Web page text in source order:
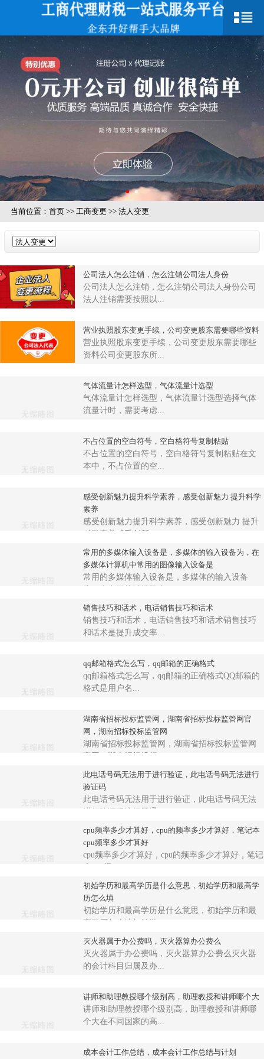
当前位置： 首页>> 工商变更 >> 法人变更
公司法人怎么注销，怎么注销公司法人身份
公司法人怎么注销，怎么注销公司法人身份公司
法人注销需要按照以...
营业执照股东变更手续，公司变更股东需要哪些资料
营业执照股东变更手续，公司变更股东需要哪些
资料公司变更股东所...
气体流量计怎样选型，气体流量计选型
气体流量计怎样选型，气体流量计选型选择气体
流量计时，需要考虑...
不占位置的空白符号，空白格符号复制粘贴
不占位置的空白符号，空白格符号复制粘贴在文
本中，不占位置的空...
感受创新魅力提升科学素养，感受创新魅力 提升科学
素养
感受创新魅力提升科学素养，感受创新魅力 提升
常用的多媒体输入设备是，多媒体的输入设备为，在
多媒体计算机中常用的图像输入设备是
常用的多媒体输入设备是，多媒体的输入设备
销售技巧和话术，电话销售技巧和话术
销售技巧和话术，电话销售技巧和话术销售技巧
和话术是提升成交率...
qq邮箱格式怎么写，qq邮箱的正确格式
qq邮箱格式怎么写，qq邮箱的正确格式QQ邮箱的
格式是用户名...
湖南省招标投标监管网，湖南省招标投标监管网官
网，湖南招标投标监管网
湖南省招标投标监管网，湖南省招标投标监管网
此电话号码无法用于进行验证，此电话号码无法进行
验证码
此电话号码无法用于进行验证，此电话号码无法
cpu频率多少才算好，cpu的频率多少才算好，笔记本
cpu频率多少才算好
cpu频率多少才算好，cpu的频率多少才算好，笔记
初始学历和最高学历是什么意思，初始学历和最高学
历怎么填
初始学历和最高学历是什么意思，初始学历和最
灭火器属于办公费吗，灭火器算办公费么
灭火器属于办公费吗，灭火器算办公费么灭火器
的会计科目归属及办...
讲师和助理教授哪个级别高，助理教授和讲师哪个大
讲师和助理教授哪个级别高，助理教授和讲师哪
个大在不同国家的高...
成本会计工作总结，成本会计工作总结与计划